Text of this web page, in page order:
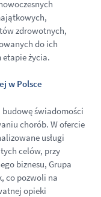
zdrowotnych,
do ich
etapie życia.
w Polsce
budowę świadomości
chorób. W ofercie
usługi
celów, przy
biznesu, Grupa
co pozwoli na
opieki